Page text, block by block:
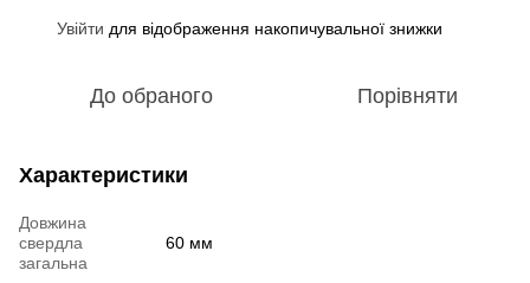
Увійти для відображення накопичувальної знижки
До обраного Порівняти
Характеристики
Довжина
свердла
загальна
60 мм